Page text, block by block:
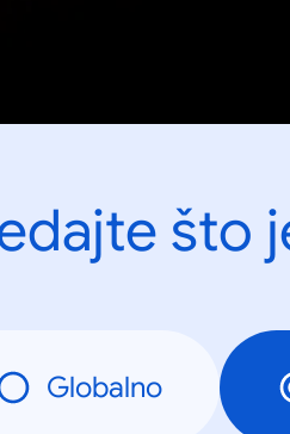
što
Globalno